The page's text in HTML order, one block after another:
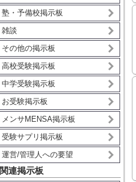
塾・予備校掲示板
雑談
その他の掲示板
高校受験掲示板
中学受験掲示板
お受験掲示板
メンサMENSA掲示板
受験サプリ掲示板
運営/管理人への要望
関連掲示板